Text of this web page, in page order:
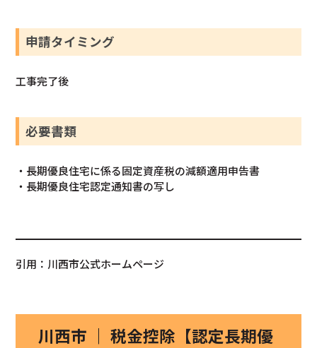
申請タイミング
工事完了後
必要書類
・長期優良住宅に係る固定資産税の減額適用申告書
・長期優良住宅認定通知書の写し
引用：川西市公式ホームページ
川西市 ｜ 税金控除【認定長期優